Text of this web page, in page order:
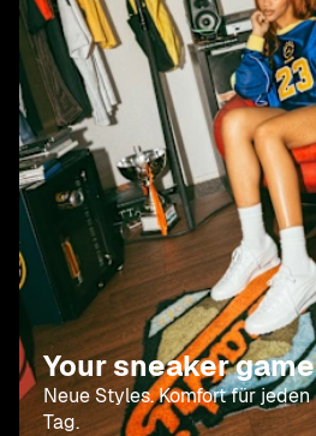
Your sneaker game
Neue Styles. Komfort für jeden
Tag.